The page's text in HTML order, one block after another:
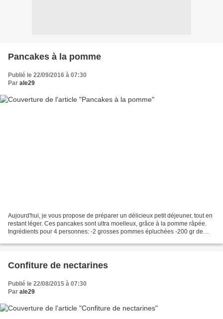
Pancakes à la pomme
Publié le 22/09/2016 à 07:30
Par ale29
Aujourd'hui, je vous propose de préparer un délicieux petit déjeuner, tout en
restant léger. Ces pancakes sont ultra moelleux, grâce à la pomme râpée.
Ingrédients pour 4 personnes: -2 grosses pommes épluchées -200 gr de
Confiture de nectarines
Publié le 22/08/2015 à 07:30
Par ale29